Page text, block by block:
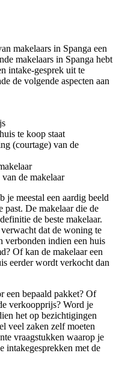
makelaars in Spanga een
makelaars in Spanga hebt
intake-gesprek uit te
de volgende aspecten aan
te koop staat
(courtage) van de
de makelaar
je meestal een aardig beeld
past. De makelaar die de
de beste makelaar.
dat de woning te
verbonden indien een huis
Of kan de makelaar een
eerder wordt verkocht dan
een bepaald pakket? Of
verkoopprijs? Word je
het op bezichtigingen
veel zaken zelf moeten
vraagstukken waarop je
intakegesprekken met de